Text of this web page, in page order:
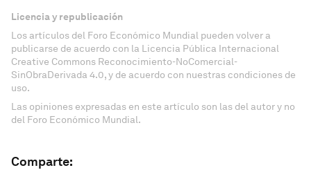
Licencia y republicación
Los artículos del Foro Económico Mundial pueden volver a
publicarse de acuerdo con la Licencia Pública Internacional
Creative Commons Reconocimiento-NoComercial-
SinObraDerivada 4.0, y de acuerdo con nuestras condiciones de
uso.
Las opiniones expresadas en este artículo son las del autor y no
del Foro Económico Mundial.
Comparte: